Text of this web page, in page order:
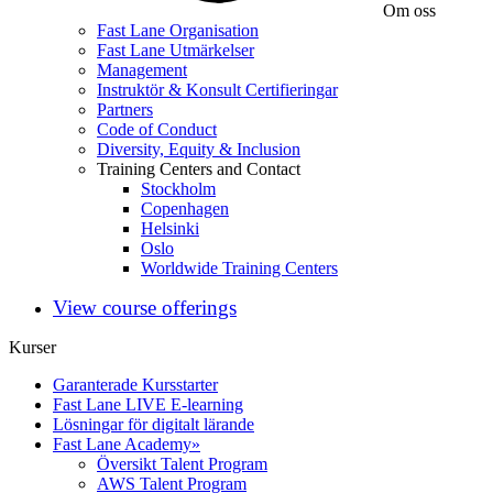
Om oss
Fast Lane Organisation
Fast Lane Utmärkelser
Management
Instruktör & Konsult Certifieringar
Partners
Code of Conduct
Diversity, Equity & Inclusion
Training Centers and Contact
Stockholm
Copenhagen
Helsinki
Oslo
Worldwide Training Centers
View course offerings
Kurser
Garanterade Kursstarter
Fast Lane LIVE E-learning
Lösningar för digitalt lärande
Fast Lane Academy»
Översikt Talent Program
AWS Talent Program